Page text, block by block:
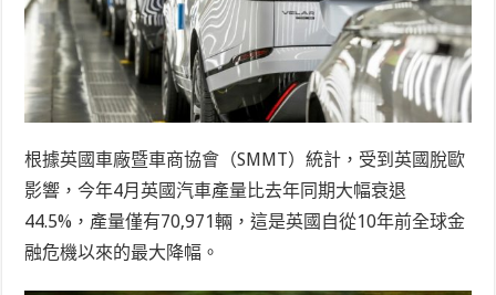
根據英國車廠暨車商協會（SMMT）統計，受到英國脫歐
影響，今年4月英國汽車產量比去年同期大幅衰退
44.5%，產量僅有70,971輛，這是英國自從10年前全球金
融危機以來的最大降幅。